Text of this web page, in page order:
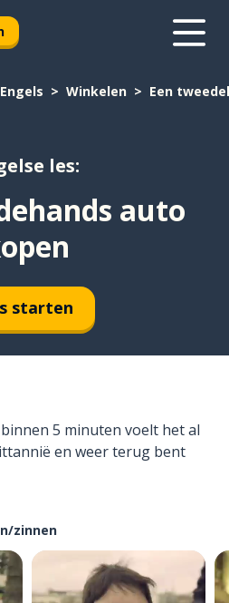
Winkelen Een
les:
auto
starten
5 minuten voelt het al
en weer terug bent
zinnen